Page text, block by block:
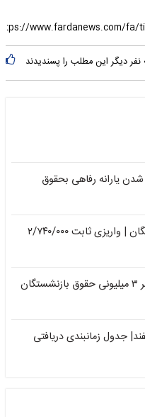
نفر دیگر این مطلب را پسندیدند
یارانه رفاهی بحقوق
فرمول جدید افزایش حقوق بازنشستگان | واریزی ثابت ۲/۷۴۰/۰۰۰
شوک به حقوق بازنشستگان | راز کسر ۳ میلیونی حقوق بازنشستگان
جدول زمانبندی دریافتی